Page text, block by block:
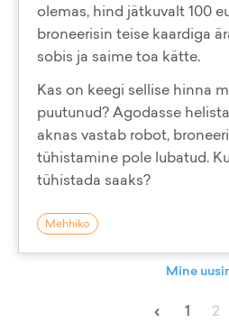
olemas, hind jätkuvalt 100
broneerisin teise kaardiga
sobis ja saime toa kätte.
Kas on keegi sellise hinna
puutunud? Agodasse
aknas vastab robot,
tühistamine pole lubatud.
tühistada saaks?
Mehhiko
Mine
‹ 1 2